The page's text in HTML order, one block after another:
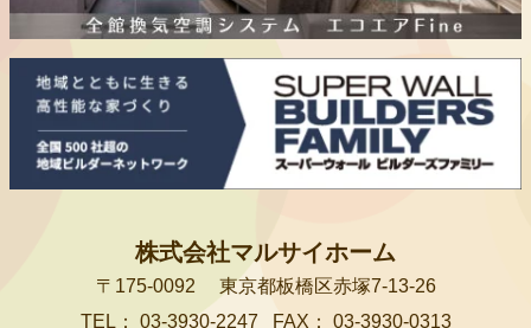
株式会社マルサイホーム
〒175-0092
東京都板橋区赤塚7-13-26
TEL：
03-3930-2247 FAX： 03-3930-0313